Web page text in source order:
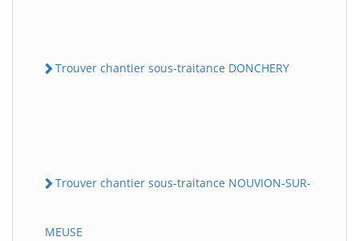
Trouver chantier sous-traitance DONCHERY
Trouver chantier sous-traitance NOUVION-SUR-
MEUSE